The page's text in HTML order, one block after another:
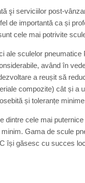
şi serviciilor post-
de importantă ca și
cele mai potrivite
ale sculelor
având în
a reușit să
compozite) cât și a
și toleranțe
dintre cele mai
Gama de scule
își găsesc cu succes